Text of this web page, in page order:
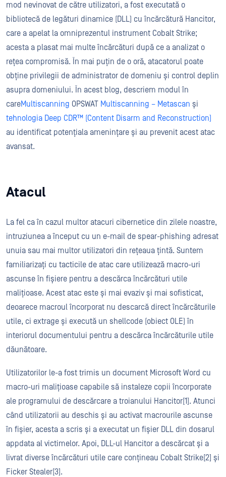
mod nevinovat de către utilizatori, a fost executată o
bibliotecă de legături dinamice (DLL) cu încărcătură Hancitor,
care a apelat la omniprezentul instrument Cobalt Strike;
acesta a plasat mai multe încărcături după ce a analizat o
rețea compromisă. În mai puțin de o oră, atacatorul poate
obține privilegii de administrator de domeniu și control deplin
asupra domeniului. În acest blog, descriem modul în
careMultiscanning OPSWAT Multiscanning – Metascan și
tehnologia Deep CDR™ (Content Disarm and Reconstruction)
au identificat potențiala amenințare și au prevenit acest atac
avansat.
Atacul
La fel ca în cazul multor atacuri cibernetice din zilele noastre,
intruziunea a început cu un e-mail de spear-phishing adresat
unuia sau mai multor utilizatori din rețeaua țintă. Suntem
familiarizați cu tacticile de atac care utilizează macro-uri
ascunse în fișiere pentru a descărca încărcături utile
malițioase. Acest atac este și mai evaziv și mai sofisticat,
deoarece macroul încorporat nu descarcă direct încărcăturile
utile, ci extrage și execută un shellcode (obiect OLE) în
interiorul documentului pentru a descărca încărcăturile utile
dăunătoare.
Utilizatorilor le-a fost trimis un document Microsoft Word cu
macro-uri malițioase capabile să instaleze copii încorporate
ale programului de descărcare a troianului Hancitor[1]. Atunci
când utilizatorii au deschis și au activat macrourile ascunse
în fișier, acesta a scris și a executat un fișier DLL din dosarul
appdata al victimelor. Apoi, DLL-ul Hancitor a descărcat și a
livrat diverse încărcături utile care conțineau Cobalt Strike[2] și
Ficker Stealer[3].